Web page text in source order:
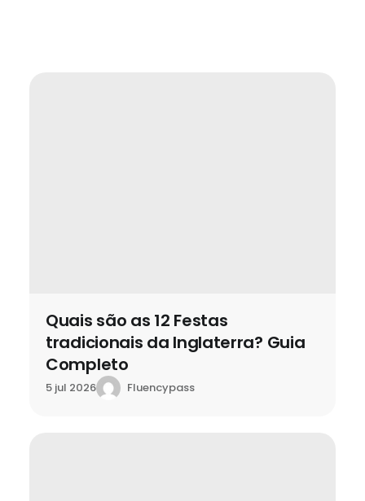
Quais são as 12 Festas
tradicionais da Inglaterra? Guia
Completo
5 jul 2026 Fluencypass